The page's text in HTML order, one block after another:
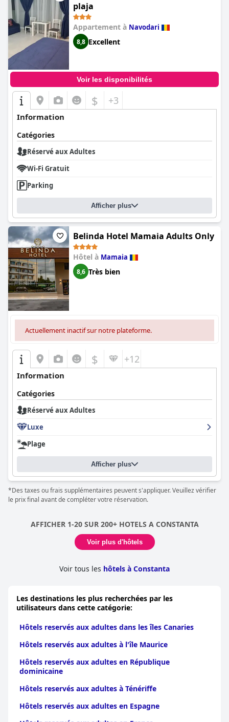
plaja
Appartement à Navodari
8,8 Excellent
Voir les disponibilités
$ +3
Information
Catégories
Réservé aux Adultes
Wi-Fi Gratuit
Parking
Afficher plus
Belinda Hotel Mamaia Adults Only
Hôtel à Mamaia
8,6 Très bien
Actuellement inactif sur notre plateforme.
$ +12
Information
Catégories
Réservé aux Adultes
Luxe
Plage
Afficher plus
*Des taxes ou frais supplémentaires peuvent s'appliquer. Veuillez vérifier
le prix final avant de compléter votre réservation.
AFFICHER 1-20 SUR 200+ HOTELS A CONSTANTA
Voir plus d'hôtels
Voir tous les hôtels à Constanta
Les destinations les plus recherchées par les
utilisateurs dans cette catégorie:
Hôtels reservés aux adultes dans les îles Canaries
Hôtels reservés aux adultes à l'île Maurice
Hôtels reservés aux adultes en République
dominicaine
Hôtels reservés aux adultes à Ténériffe
Hôtels reservés aux adultes en Espagne